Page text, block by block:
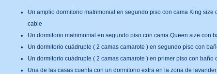
Un amplio dormitorio matrimonial en segundo piso con cama King
cable
Un dormitorio matrimonial en segundo piso con cama Queen size con
Un dormitorio cuádruple ( 2 camas camarote ) en segundo piso con
Un dormitorio cuádruple ( 2 camas camarote ) en primer piso con baño
Una de las casas cuenta con un dormitorio extra en la zona de